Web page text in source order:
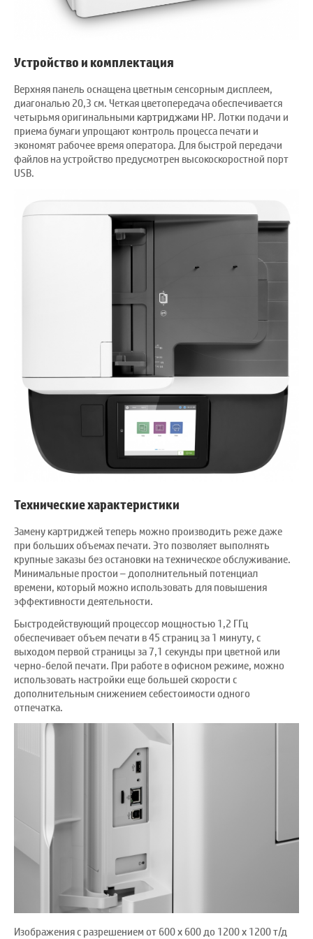
Устройство и комплектация
Верхняя панель оснащена цветным сенсорным дисплеем,
диагональю 20,3 см. Четкая цветопередача обеспечивается
четырьмя оригинальными картриджами HP. Лотки подачи и
приема бумаги упрощают контроль процесса печати и
экономят рабочее время оператора. Для быстрой передачи
файлов на устройство предусмотрен высокоскоростной порт
USB.
Технические характеристики
Замену картриджей теперь можно производить реже даже
при больших объемах печати. Это позволяет выполнять
крупные заказы без остановки на техническое обслуживание.
Минимальные простои – дополнительный потенциал
времени, который можно использовать для повышения
эффективности деятельности.
Быстродействующий процессор мощностью 1,2 ГГц
обеспечивает объем печати в 45 страниц за 1 минуту, с
выходом первой страницы за 7,1 секунды при цветной или
черно-белой печати. При работе в офисном режиме, можно
использовать настройки еще большей скорости с
дополнительным снижением себестоимости одного
отпечатка.
Изображения с разрешением от 600 x 600 до 1200 x 1200 т/д